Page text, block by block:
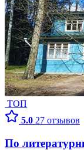
ТОП
5.0 27 отзывов
По